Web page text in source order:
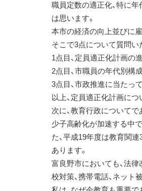
職員定数の適正化、特に
は思います。
本市の経済の向上並びに
そこで3点について質問い
1点目、定員適正化計画の
2点目、市職員の年代別構
3点目、市政推進に当たっ
以上、定員適正化計画につ
次に、教育行政についてで
少子高齢化が加速する中
た、平成19年度は教育関
あります。
富良野市においても、法
校対策、携帯電話、ネッ